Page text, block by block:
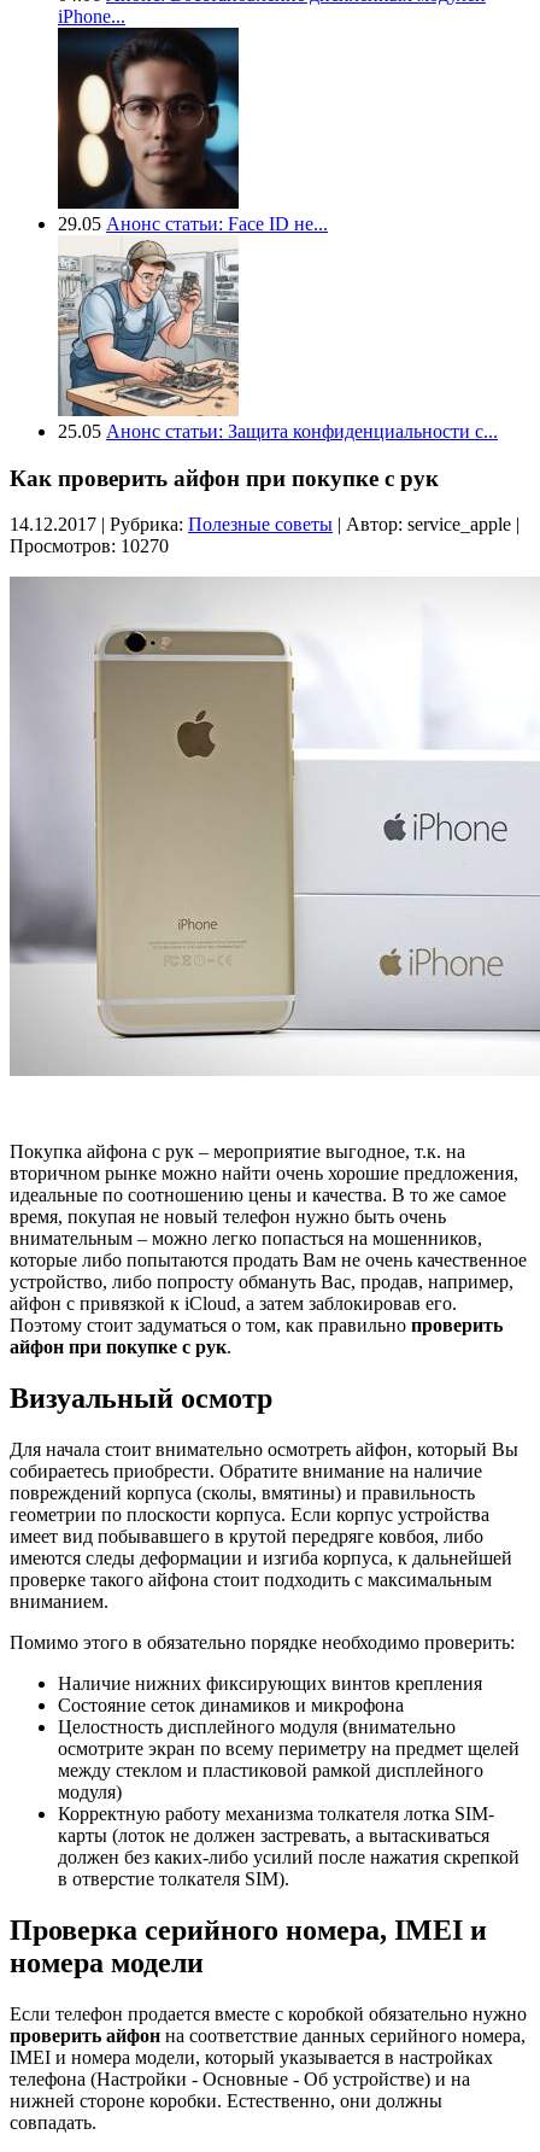
iPhone...
29.05 Анонс статьи: Face ID не...
25.05 Анонс статьи: Защита конфиденциальности с...
Как проверить айфон при покупке с рук
14.12.2017 | Рубрика: Полезные советы | Автор: service_apple |
Просмотров: 10270
Покупка айфона с рук – мероприятие выгодное, т.к. на
вторичном рынке можно найти очень хорошие предложения,
идеальные по соотношению цены и качества. В то же самое
время, покупая не новый телефон нужно быть очень
внимательным – можно легко попасться на мошенников,
которые либо попытаются продать Вам не очень качественное
устройство, либо попросту обмануть Вас, продав, например,
айфон с привязкой к iCloud, а затем заблокировав его.
Поэтому стоит задуматься о том, как правильно проверить
айфон при покупке с рук.
Визуальный осмотр
Для начала стоит внимательно осмотреть айфон, который Вы
собираетесь приобрести. Обратите внимание на наличие
повреждений корпуса (сколы, вмятины) и правильность
геометрии по плоскости корпуса. Если корпус устройства
имеет вид побывавшего в крутой передряге ковбоя, либо
имеются следы деформации и изгиба корпуса, к дальнейшей
проверке такого айфона стоит подходить с максимальным
вниманием.
Помимо этого в обязательно порядке необходимо проверить:
Наличие нижних фиксирующих винтов крепления
Состояние сеток динамиков и микрофона
Целостность дисплейного модуля (внимательно
осмотрите экран по всему периметру на предмет щелей
между стеклом и пластиковой рамкой дисплейного
модуля)
Корректную работу механизма толкателя лотка SIM-
карты (лоток не должен застревать, а вытаскиваться
должен без каких-либо усилий после нажатия скрепкой
в отверстие толкателя SIM).
Проверка серийного номера, IMEI и
номера модели
Если телефон продается вместе с коробкой обязательно нужно
проверить айфон на соответствие данных серийного номера,
IMEI и номера модели, который указывается в настройках
телефона (Настройки - Основные - Об устройстве) и на
нижней стороне коробки. Естественно, они должны
совпадать.